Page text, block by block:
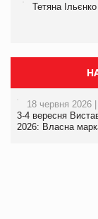
Тетяна Ільєнко
18 червня 2026 |
3-4 вересня
2026: Власна